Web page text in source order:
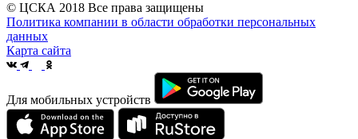
© ЦСКА 2018 Все права защищены
Политика компании в области обработки персональных
данных
Карта сайта
Для мобильных устройств